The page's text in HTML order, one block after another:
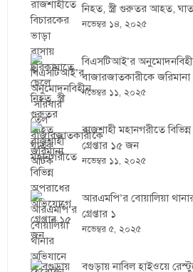
নিহত, স্ত্রী গুরুতর আহত,
নভেম্বর ১৪, ২০২৫
বিএসটিআই’র
বাজারজাতকারীকে জরিমানা
নভেম্বর ১১, ২০২৫
রাজশাহী মহানগরীতে
গ্রেপ্তার ১৫ জন
নভেম্বর ১১, ২০২৫
আরএমপি’র বোয়ালিয়া
গ্রেপ্তার ১
নভেম্বর ৫, ২০২৫
বগুড়ায় নাবিল হাইওয়ে